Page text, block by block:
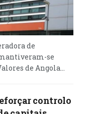
de
se
de Angola...
controlo